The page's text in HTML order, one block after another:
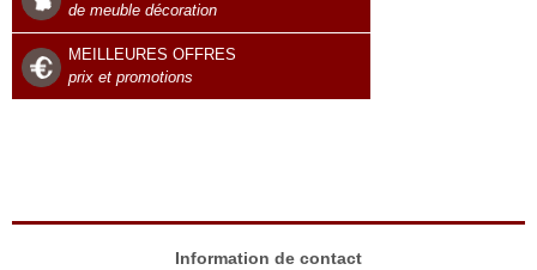
de meuble décoration
MEILLEURES OFFRES
prix et promotions
Information de contact